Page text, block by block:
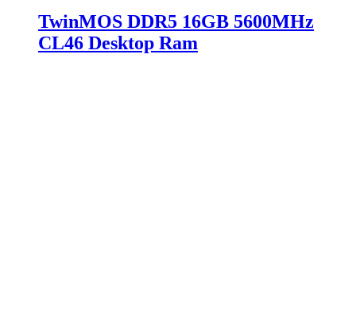
TwinMOS DDR5 16GB 5600MHz
CL46 Desktop Ram